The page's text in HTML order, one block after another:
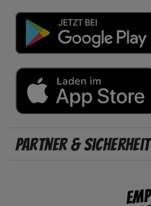
Partner & Sicherheit